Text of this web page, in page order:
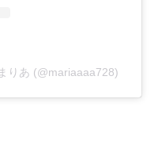
りあ (@mariaaaa728)